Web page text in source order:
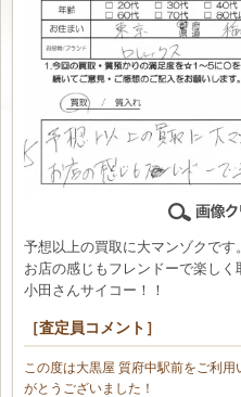
予想以上の買取に大マンゾクです。
お店の感じもフレンドーで楽しく
小田さんサイコー！！
［査定員コメント］
この度は大黒屋 質府中駅前をご利用
がとうございました！